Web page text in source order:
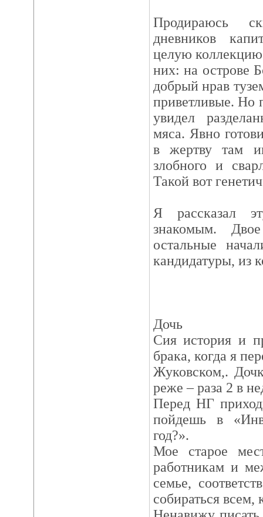
Продираюсь
дневников
целую коллекцию
них: на острове
добрый нрав
приветливые. Но
увидел
мяса. Явно
в жертву там
злобного и
Такой вот
Я рассказал
знакомым.
остальные
кандидатуры, из
Дочь
Сия история и
брака, когда я
Жуковском,.
реже – раза 2 в
Перед НГ
пойдешь в
год?».
Мое старое
работникам и
семье,
собираться всем,